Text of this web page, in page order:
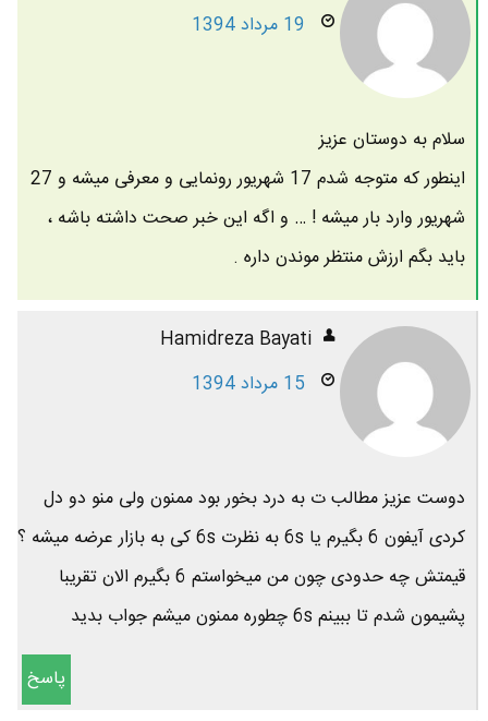
19 مرداد 1394
سلام به دوستان عزیز
اینطور که متوجه شدم 17 شهریور رونمایی و معرفی میشه و 27
شهریور وارد بار میشه ! … و اگه این خبر صحت داشته باشه ،
باید بگم ارزش منتظر موندن داره .
Hamidreza Bayati
15 مرداد 1394
دوست عزیز مطالب ت به درد بخور بود ممنون ولی منو دو دل
کردی آیفون 6 بگیرم یا 6s به نظرت 6s کی به بازار عرضه میشه ؟
قیمتش چه حدودی چون من میخواستم 6 بگیرم الان تقریبا
پشیمون شدم تا ببینم 6s چطوره ممنون میشم جواب بدید
پاسخ